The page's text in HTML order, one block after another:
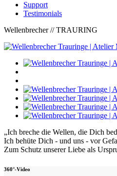
Support
Testimonials
Wellenbrecher// TRAURING
„Ich breche die Wellen, die Dich
Ich behüte Dich - und uns - vor
Zum Schutz unserer Liebe als
360°-Video